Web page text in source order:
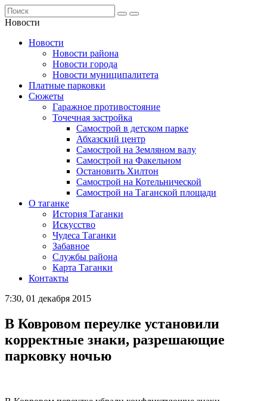
Новости
Новости
Новости района
Новости города
Новости муниципалитета
Платные парковки
Сюжеты
Гаражное противостояние
Точечная застройка
Самострой в детском парке
Абхазский центр
Самострой на Земляном валу
Самострой на Факельном
Остановить Хилтон
Самострой на Котельнической
Самострой на Таганской площади
О таганке
История Таганки
Искусство
Чудеса Таганки
Забавное
Службы района
Карта Таганки
Контакты
7:30, 01 декабря 2015
В Ковровом переулке установили
корректные знаки, разрешающие
парковку ночью